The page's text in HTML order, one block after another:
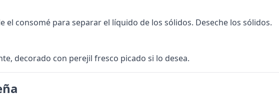
el consomé para separar el líquido de los sólidos. Deseche los sólidos.
decorado con perejil fresco picado si lo desea.